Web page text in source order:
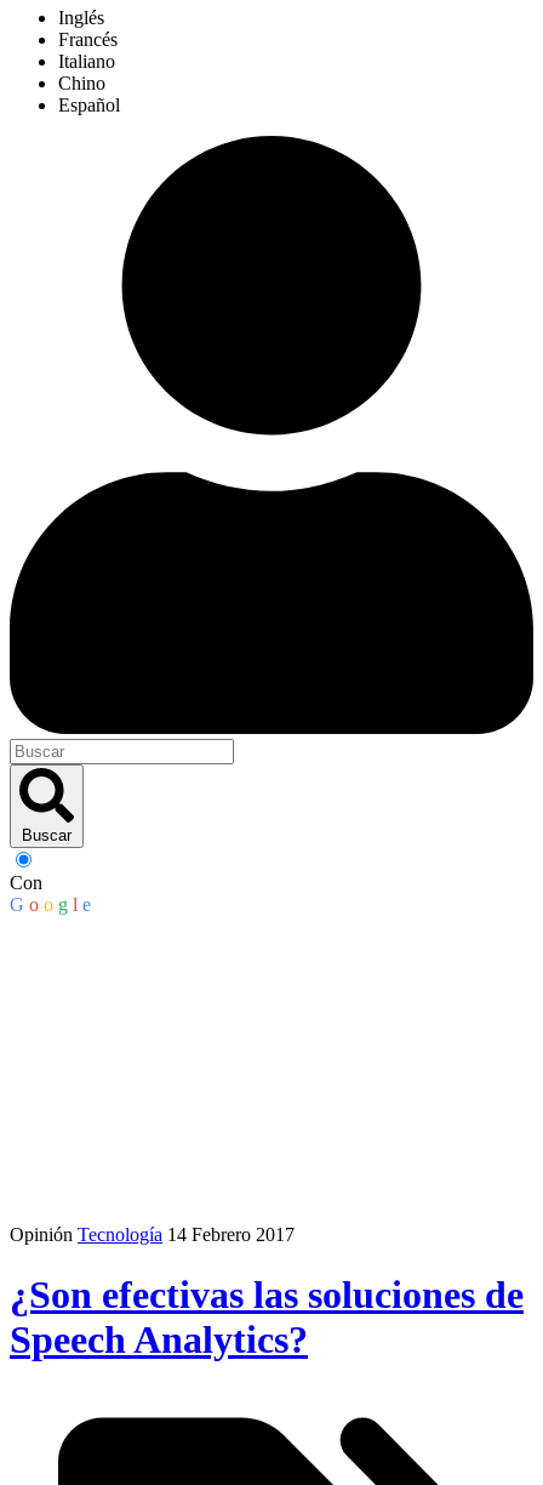
Inglés
Francés
Italiano
Chino
Español
Buscar
Con
G o o g l e
Opinión Tecnología 14 Febrero 2017
¿Son efectivas las soluciones de
Speech Analytics?